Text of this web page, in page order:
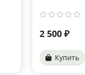
2 500 ₽
Купить